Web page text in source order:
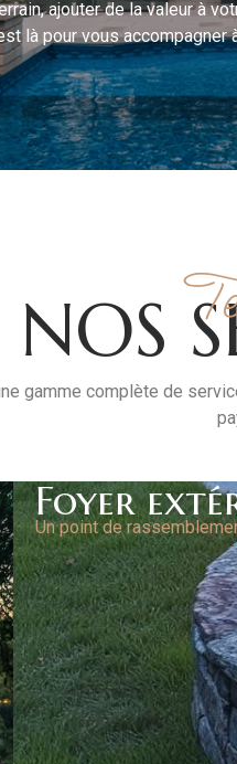
ajouter de la valeur à
là pour vous accompagner
NOS
gamme complète de
Foyer
Un point de